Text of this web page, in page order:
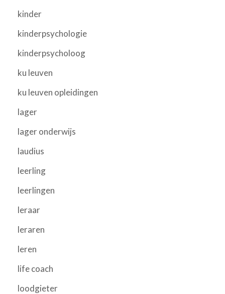
kinder
kinderpsychologie
kinderpsycholoog
ku leuven
ku leuven opleidingen
lager
lager onderwijs
laudius
leerling
leerlingen
leraar
leraren
leren
life coach
loodgieter